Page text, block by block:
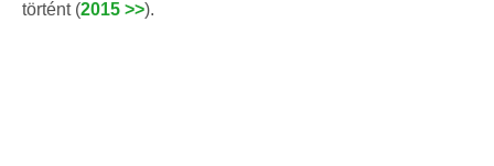
történt (2015 >>).